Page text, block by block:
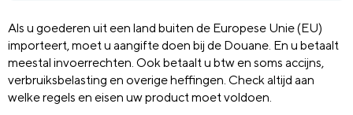
Als u goederen uit een land buiten de Europese Unie (EU)
importeert, moet u aangifte doen bij de Douane. En u betaalt
meestal invoerrechten. Ook betaalt u btw en soms accijns,
verbruiksbelasting en overige heffingen. Check altijd aan
welke regels en eisen uw product moet voldoen.